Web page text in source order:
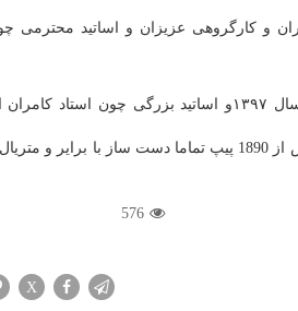
و كارگروهی عزيزان و اساتيد محترمی
تیم طراح و سازنده پاسارگادتاباک با مدیریت ماسترو رحیمی مبتکر و کار آفرین برتر سال ۱۳۹۷و اساتید بزرگی
ماسترو رحيمی از شروع به طراحی و ساخت اولین پیپ در ایران تا اسفند 1399 تعداد بیش از 1890 پیپ تماما دست ساز
576
X